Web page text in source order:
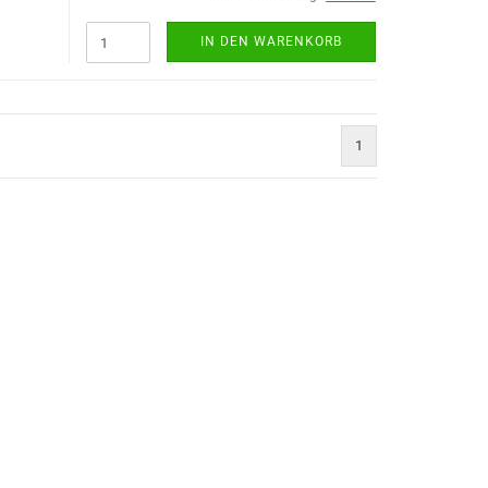
IN DEN WARENKORB
1